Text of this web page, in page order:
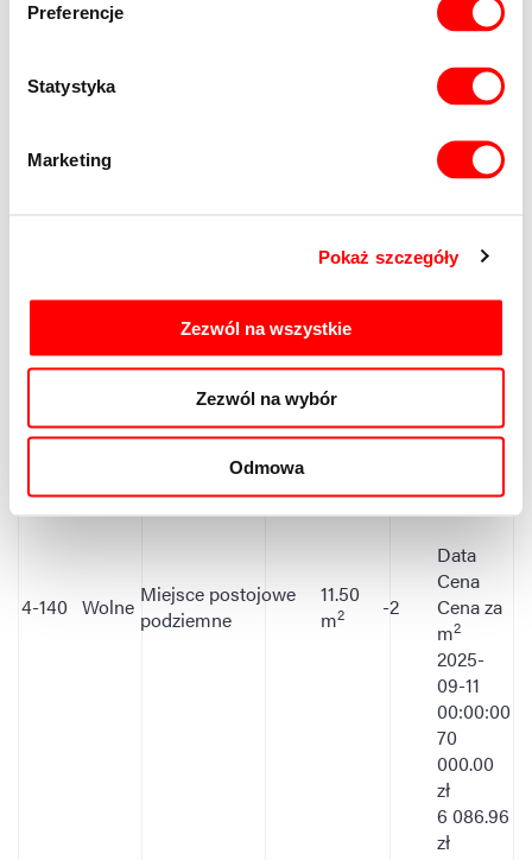
Preferencje
Statystyka
Marketing
Pokaż szczegóły
Zezwól na wszystkie
Zezwól na wybór
Odmowa
4-137 Wolne
Cena
Cena za
2025-
09-11
000.00
4-140 Wolne Miejsce postojowe
podziemne
11.50
m2 -2
70
zł
cen
Data
Cena
Cena za
m2
2025-
09-11
00:00:00
70
000.00
zł
6 086.96
zł